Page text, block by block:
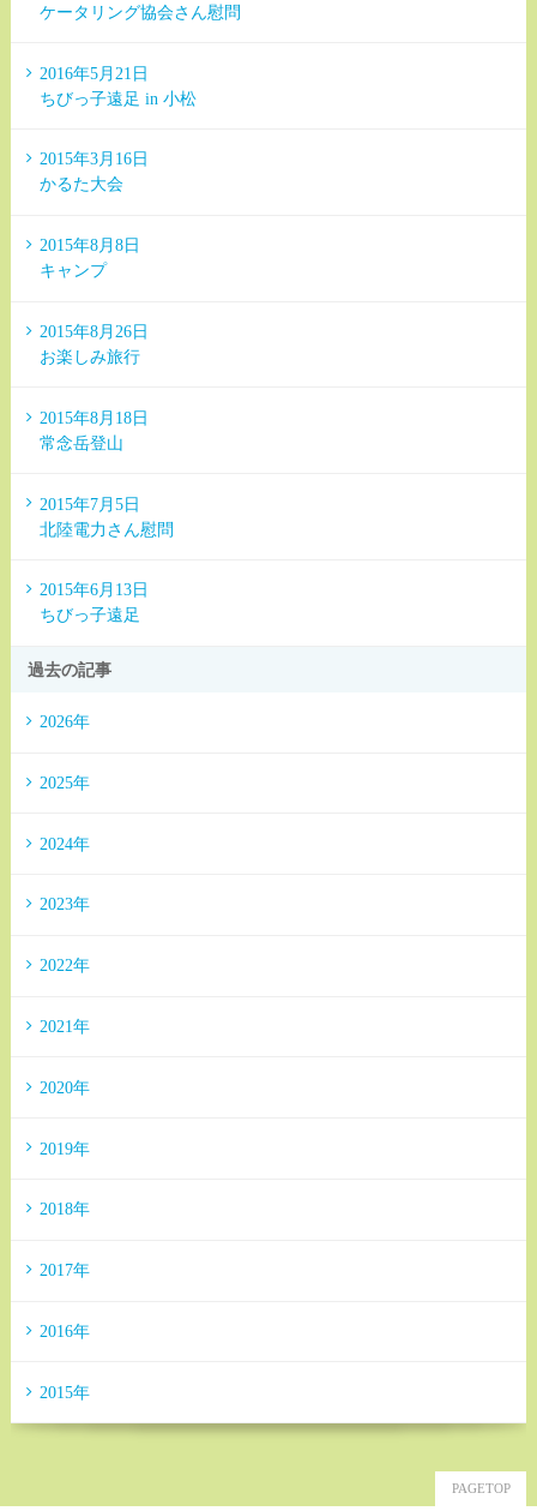
ケータリング協会さん慰問
2016年5月21日
ちびっ子遠足 in 小松
2015年3月16日
かるた大会
2015年8月8日
キャンプ
2015年8月26日
お楽しみ旅行
2015年8月18日
常念岳登山
2015年7月5日
北陸電力さん慰問
2015年6月13日
ちびっ子遠足
過去の記事
2026年
2025年
2024年
2023年
2022年
2021年
2020年
2019年
2018年
2017年
2016年
2015年
PAGETOP